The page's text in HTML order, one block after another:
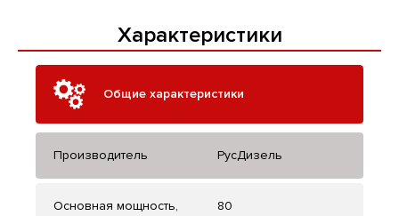
Характеристики
Общие характеристики
Производитель РусДизель
Основная мощность,
80